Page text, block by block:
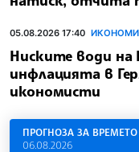
05.08.2026 17:40
Ниските води на
инфлацията в
икономисти
ПРОГНОЗА ЗА ВРЕМЕТО
06.08.2026